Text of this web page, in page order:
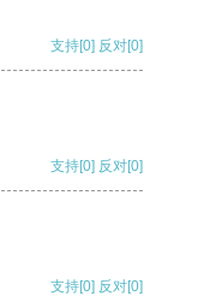
支持[0] 反对[0]
支持[0] 反对[0]
支持[0] 反对[0]